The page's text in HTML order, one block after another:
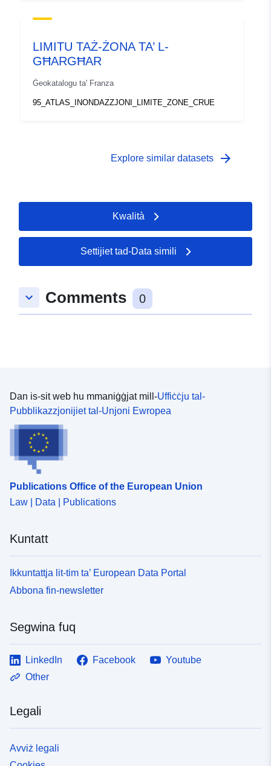
LIMITU TAŻ-ŻONA TA’ L-
GĦARGĦAR
Ġeokatalogu ta' Franza
95_ATLAS_INONDAZZJONI_LIMITE_ZONE_CRUE
Explore similar datasets arrow_forward
Kwalità
Settijiet tad-Data simili
keyboard_arrow_down Comments 0
Dan is-sit web hu mmaniġġjat mill-Uffiċċju tal-
Pubblikazzjonijiet tal-Unjoni Ewropea
Publications Office of the European Union
Law | Data | Publications
Kuntatt
Ikkuntattja lit-tim ta’ European Data Portal
Abbona fin-newsletter
Segwina fuq
LinkedIn Facebook
Youtube
Other
Legali
Avviż legali